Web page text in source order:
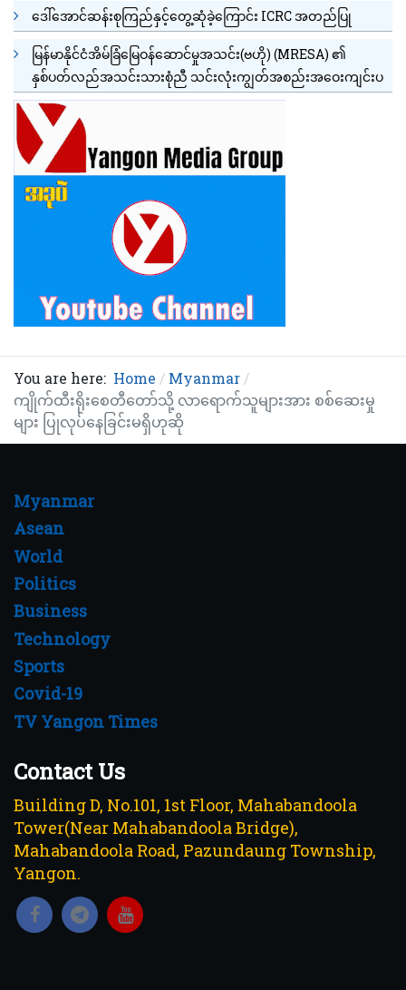
ဒေါ်အောင်ဆန်းစုကြည်နှင့်တွေ့ဆုံခဲ့ကြောင်း ICRC အတည်ပြု
မြန်မာနိုင်ငံအိမ်ခြံမြေဝန်ဆောင်မှုအသင်း(ဗဟို) (MRESA) ၏
နှစ်ပတ်လည်အသင်းသားစုံညီ သင်းလုံးကျွတ်အစည်းအဝေးကျင်းပ
You are here: Home
Myanmar
ကျိုက်ထီးရိုးစေတီတော်သို့ လာရောက်သူများအား စစ်ဆေးမှု
များ ပြုလုပ်နေခြင်းမရှိဟုဆို
Myanmar
Asean
World
Politics
Business
Technology
Sports
Covid-19
TV Yangon Times
Contact Us
Building D, No.101, 1st Floor, Mahabandoola
Tower(Near Mahabandoola Bridge),
Mahabandoola Road, Pazundaung Township,
Yangon.